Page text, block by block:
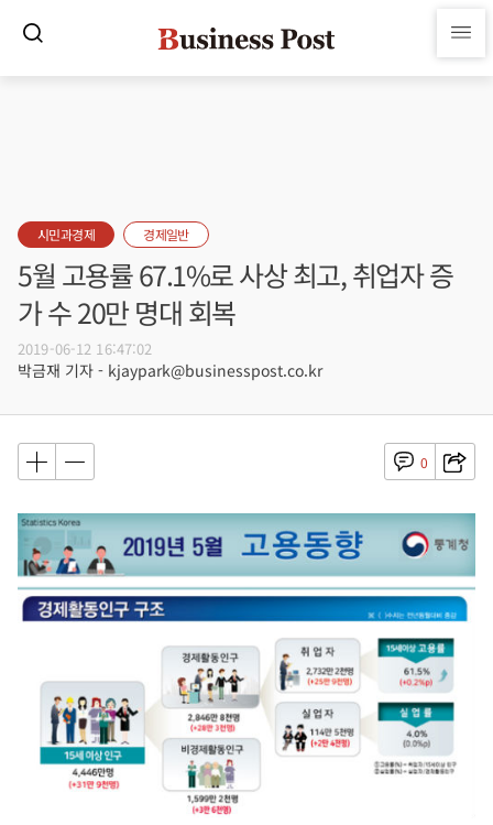
시민과경제 경제일반
5월 고용률 67.1%로 사상 최고, 취업자 증
가 수 20만 명대 회복
2019-06-12 16:47:02
박금재 기자 - kjaypark@businesspost.co.kr
0